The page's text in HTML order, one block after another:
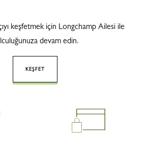
keşfetmek için Longchamp Ailesi ile
devam edin.
KEŞFET